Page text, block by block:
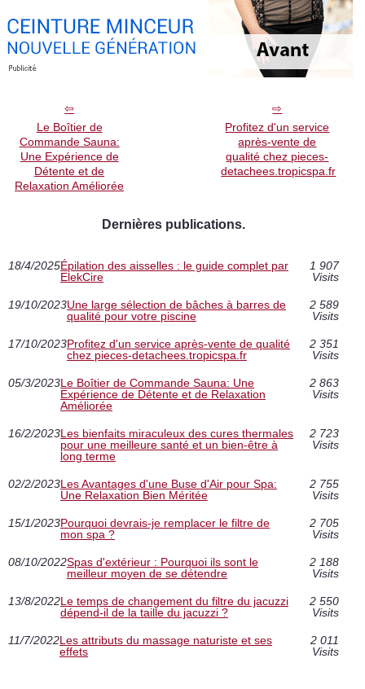
Le Boîtier de
Commande Sauna:
Une Expérience de
Détente et de
Relaxation Améliorée
Profitez d'un service
après-vente de
qualité chez pieces-
detachees.tropicspa.fr
Dernières publications.
18/4/2025Épilation des aisselles : le guide complet par
ElekCire
1 907
Visits
19/10/2023Une large sélection de bâches à barres de
qualité pour votre piscine
2 589
Visits
17/10/2023Profitez d'un service après-vente de qualité
chez pieces-detachees.tropicspa.fr
2 351
Visits
05/3/2023Le Boîtier de Commande Sauna: Une
Expérience de Détente et de Relaxation
Améliorée
2 863
Visits
16/2/2023Les bienfaits miraculeux des cures thermales
pour une meilleure santé et un bien-être à
long terme
2 723
Visits
02/2/2023Les Avantages d'une Buse d'Air pour Spa:
Une Relaxation Bien Méritée
2 755
Visits
15/1/2023Pourquoi devrais-je remplacer le filtre de
mon spa ?
2 705
Visits
08/10/2022Spas d'extérieur : Pourquoi ils sont le
meilleur moyen de se détendre
2 188
Visits
13/8/2022Le temps de changement du filtre du jacuzzi
dépend-il de la taille du jacuzzi ?
2 550
Visits
11/7/2022Les attributs du massage naturiste et ses
effets
2 011
Visits